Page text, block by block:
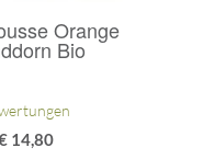
Orange
Bio
14,80